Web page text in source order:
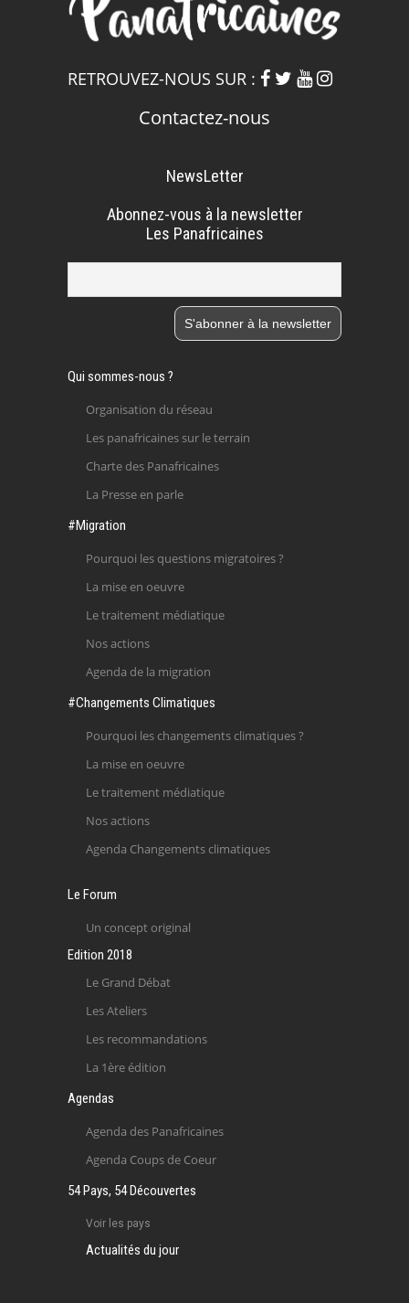
RETROUVEZ-NOUS SUR :
Contactez-nous
NewsLetter
Abonnez-vous à la newsletter
Les Panafricaines
Qui sommes-nous ?
Organisation du réseau
Les panafricaines sur le terrain
Charte des Panafricaines
La Presse en parle
#Migration
Pourquoi les questions migratoires ?
La mise en oeuvre
Le traitement médiatique
Nos actions
Agenda de la migration
#Changements Climatiques
Pourquoi les changements climatiques ?
La mise en oeuvre
Le traitement médiatique
Nos actions
Agenda Changements climatiques
Le Forum
Un concept original
Edition 2018
Le Grand Débat
Les Ateliers
Les recommandations
La 1ère édition
Agendas
Agenda des Panafricaines
Agenda Coups de Coeur
54 Pays, 54 Découvertes
Voir les pays
Actualités du jour